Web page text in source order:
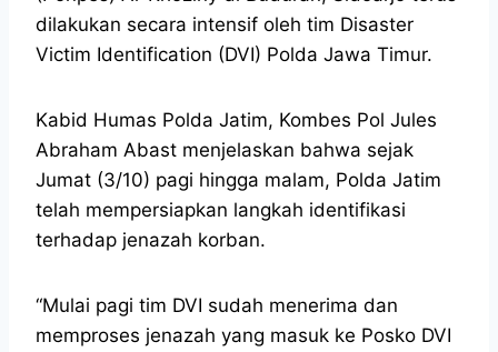
dilakukan secara intensif oleh tim Disaster
Victim Identification (DVI) Polda Jawa Timur.
Kabid Humas Polda Jatim, Kombes Pol Jules
Abraham Abast menjelaskan bahwa sejak
Jumat (3/10) pagi hingga malam, Polda Jatim
telah mempersiapkan langkah identifikasi
terhadap jenazah korban.
“Mulai pagi tim DVI sudah menerima dan
memproses jenazah yang masuk ke Posko DVI